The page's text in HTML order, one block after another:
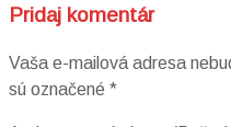
Pridaj komentár
Vaša e-mailová adresa
sú označené *